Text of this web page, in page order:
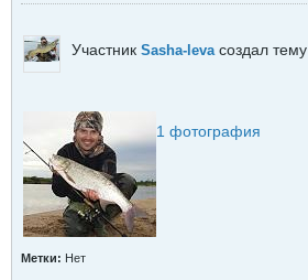
Участник Sasha-leva создал тему
1 фотография
Метки: Нет